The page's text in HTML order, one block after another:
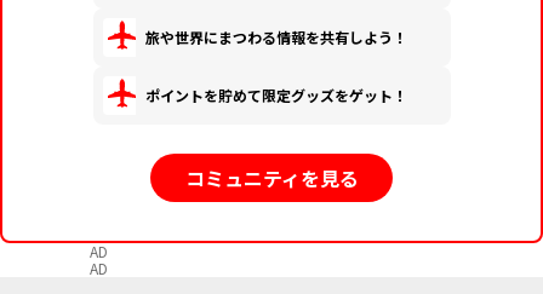
旅や世界にまつわる情報を共有しよう！
ポイントを貯めて限定グッズをゲット！
コミュニティを見る
AD
AD